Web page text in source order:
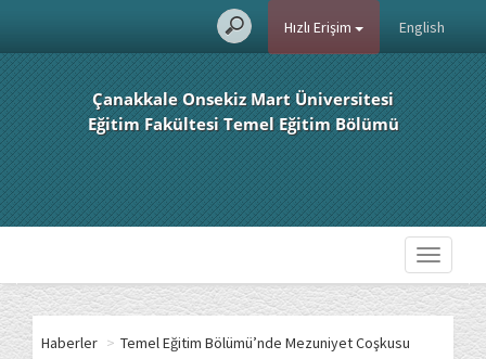
English
Hızlı Erişim
Çanakkale Onsekiz Mart Üniversitesi
Eğitim Fakültesi Temel Eğitim Bölümü
Toggle
Haberler > Temel Eğitim Bölümü’nde Mezuniyet Coşkusu